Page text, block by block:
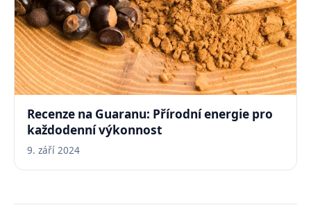
Recenze na Guaranu: Přírodní energie pro
každodenní výkonnost
9. září 2024